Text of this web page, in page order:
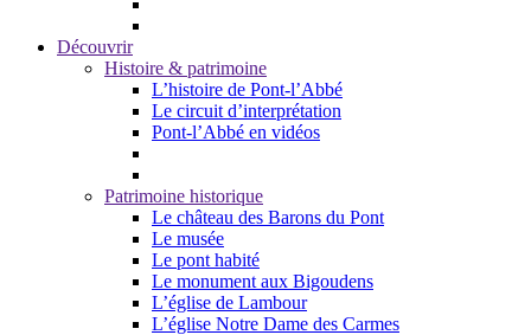
Découvrir
Histoire & patrimoine
L’histoire de Pont-l’Abbé
Le circuit d’interprétation
Pont-l’Abbé en vidéos
Patrimoine historique
Le château des Barons du Pont
Le musée
Le pont habité
Le monument aux Bigoudens
L’église de Lambour
L’église Notre Dame des Carmes